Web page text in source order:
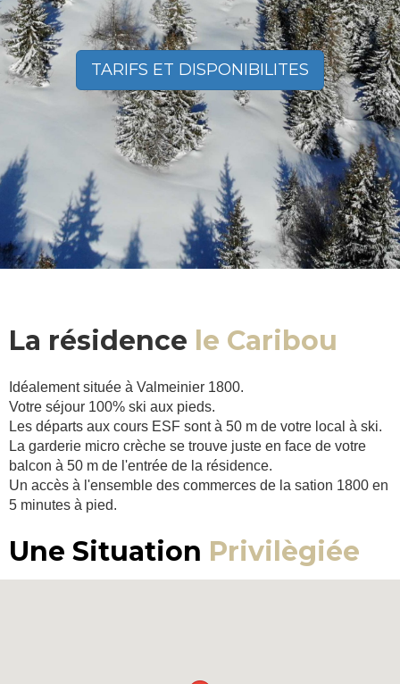
TARIFS ET DISPONIBILITES
La résidence le Caribou
Idéalement située à Valmeinier 1800.
Votre séjour 100% ski aux pieds.
Les départs aux cours ESF sont à 50 m de votre local à ski.
La garderie micro crèche se trouve juste en face de votre
balcon à 50 m de l'entrée de la résidence.
Un accès à l'ensemble des commerces de la sation 1800 en
5 minutes à pied.
Une Situation Privilègiée